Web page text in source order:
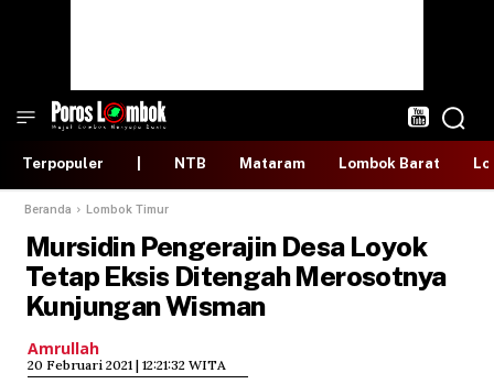
Terpopuler NTB Mataram Lombok Barat
Beranda Lombok Timur
Mursidin Pengerajin Desa Loyok
Tetap Eksis Ditengah Merosotnya
Kunjungan Wisman
Amrullah
​20 Februari 2021 | 12:21:32 WITA